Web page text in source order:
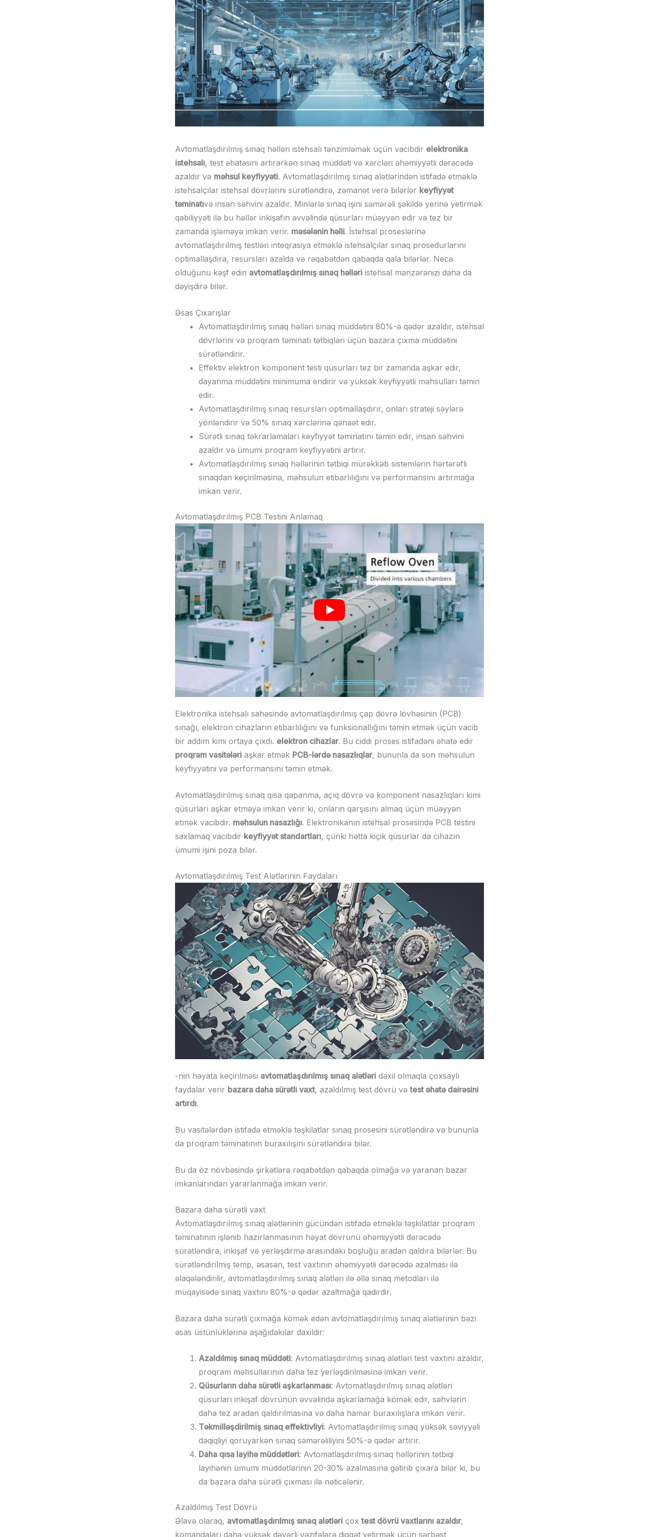
Avtomatlaşdırılmış sınaq həlləri istehsalı tənzimləmək üçün vacibdir elektronika
istehsalı, test əhatəsini artırarkən sınaq müddəti və xərcləri əhəmiyyətli dərəcədə
azaldır və məhsul keyfiyyəti. Avtomatlaşdırılmış sınaq alətlərindən istifadə etməklə
istehsalçılar istehsal dövrlərini sürətləndirə, zəmanət verə bilərlər keyfiyyət
təminatıvə insan səhvini azaldır. Minlərlə sınaq işini səmərəli şəkildə yerinə yetirmək
qabiliyyəti ilə bu həllər inkişafın əvvəlində qüsurları müəyyən edir və tez bir
zamanda işləməyə imkan verir. məsələnin həlli. İstehsal proseslərinə
avtomatlaşdırılmış testləri inteqrasiya etməklə istehsalçılar sınaq prosedurlarını
optimallaşdıra, resursları azalda və rəqabətdən qabaqda qala bilərlər. Necə
olduğunu kəşf edin avtomatlaşdırılmış sınaq həlləri istehsal mənzərənizi daha da
dəyişdirə bilər.
Əsas Çıxarışlar
Avtomatlaşdırılmış sınaq həlləri sınaq müddətini 80%-ə qədər azaldır, istehsal
dövrlərini və proqram təminatı tətbiqləri üçün bazara çıxma müddətini
sürətləndirir.
Effektiv elektron komponent testi qüsurları tez bir zamanda aşkar edir,
dayanma müddətini minimuma endirir və yüksək keyfiyyətli məhsulları təmin
edir.
Avtomatlaşdırılmış sınaq resursları optimallaşdırır, onları strateji səylərə
yönləndirir və 50% sınaq xərclərinə qənaət edir.
Sürətli sınaq təkrarlamaları keyfiyyət təminatını təmin edir, insan səhvini
azaldır və ümumi proqram keyfiyyətini artırır.
Avtomatlaşdırılmış sınaq həllərinin tətbiqi mürəkkəb sistemlərin hərtərəfli
sınaqdan keçirilməsinə, məhsulun etibarlılığını və performansını artırmağa
imkan verir.
Avtomatlaşdırılmış PCB Testini Anlamaq
Elektronika istehsalı sahəsində avtomatlaşdırılmış çap dövrə lövhəsinin (PCB)
sınağı, elektron cihazların etibarlılığını və funksionallığını təmin etmək üçün vacib
bir addım kimi ortaya çıxdı. elektron cihazlar. Bu ciddi proses istifadəni əhatə edir
proqram vasitələri aşkar etmək PCB-lərdə nasazlıqlar, bununla da son məhsulun
keyfiyyətini və performansını təmin etmək.
Avtomatlaşdırılmış sınaq qısa qapanma, açıq dövrə və komponent nasazlıqları kimi
qüsurları aşkar etməyə imkan verir ki, onların qarşısını almaq üçün müəyyən
etmək vacibdir. məhsulun nasazlığı. Elektronikanın istehsal prosesində PCB testini
saxlamaq vacibdir keyfiyyət standartları, çünki hətta kiçik qüsurlar da cihazın
ümumi işini poza bilər.
Avtomatlaşdırılmış Test Alətlərinin Faydaları
-nin həyata keçirilməsi avtomatlaşdırılmış sınaq alətləri daxil olmaqla çoxsaylı
faydalar verir bazara daha sürətli vaxt, azaldılmış test dövrü vətest əhatə dairəsini
artırdı.
Bu vasitələrdən istifadə etməklə təşkilatlar sınaq prosesini sürətləndirə və bununla
da proqram təminatının buraxılışını sürətləndirə bilər.
Bu da öz növbəsində şirkətlərə rəqabətdən qabaqda olmağa və yaranan bazar
imkanlarından yararlanmağa imkan verir.
Bazara daha sürətli vaxt
Avtomatlaşdırılmış sınaq alətlərinin gücündən istifadə etməklə təşkilatlar proqram
təminatının işlənib hazırlanmasının həyat dövrünü əhəmiyyətli dərəcədə
sürətləndirə, inkişaf və yerləşdirmə arasındakı boşluğu aradan qaldıra bilərlər. Bu
sürətləndirilmiş temp, əsasən, test vaxtının əhəmiyyətli dərəcədə azalması ilə
əlaqələndirilir, avtomatlaşdırılmış sınaq alətləri ilə əllə sınaq metodları ilə
müqayisədə sınaq vaxtını 80%-ə qədər azaltmağa qadirdir.
Bazara daha sürətli çıxmağa kömək edən avtomatlaşdırılmış sınaq alətlərinin bəzi
əsas üstünlüklərinə aşağıdakılar daxildir:
Azaldılmış sınaq müddəti: Avtomatlaşdırılmış sınaq alətləri test vaxtını azaldır,
proqram məhsullarının daha tez yerləşdirilməsinə imkan verir.
Qüsurların daha sürətli aşkarlanması: Avtomatlaşdırılmış sınaq alətləri
qüsurları inkişaf dövrünün əvvəlində aşkarlamağa kömək edir, səhvlərin
daha tez aradan qaldırılmasına və daha hamar buraxılışlara imkan verir.
Təkmilləşdirilmiş sınaq effektivliyi: Avtomatlaşdırılmış sınaq yüksək səviyyəli
dəqiqliyi qoruyarkən sınaq səmərəliliyini 50%-ə qədər artırır.
Daha qısa layihə müddətləri: Avtomatlaşdırılmış sınaq həllərinin tətbiqi
layihənin ümumi müddətlərinin 20-30% azalmasına gətirib çıxara bilər ki, bu
da bazara daha sürətli çıxması ilə nəticələnir.
Azaldılmış Test Dövrü
Əlavə olaraq, avtomatlaşdırılmış sınaq alətləri çoxtest dövrü vaxtlarını azaldır,
komandaları daha yüksək dəyərli vəzifələrə diqqət yetirmək üçün sərbəst